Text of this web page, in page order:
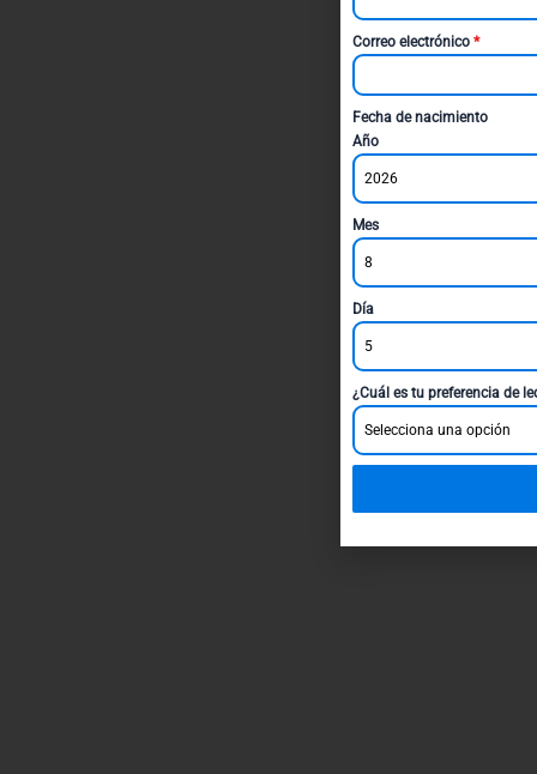
Correo electrónico *
Fecha de nacimiento
Año
2026
Mes
8
Día
5
¿Cuál es tu preferencia de
Selecciona una opción